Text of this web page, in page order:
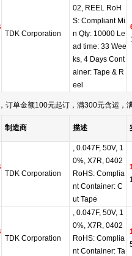
TDK Corporation
02, REEL RoH
S: Compliant Mi
n Qty: 10000 Le
ad time: 33 Wee
ks, 4 Days Cont
ainer: Tape & R
eel
订单金额100元起订，满300元含运，
制造商 描述
TDK Corporation
, 0.047F, 50V, 1
0%, X7R, 0402
RoHS: Complia
nt Container: C
ut Tape
TDK Corporation
, 0.047F, 50V, 1
0%, X7R, 0402
RoHS: Complia
nt Container: Ta